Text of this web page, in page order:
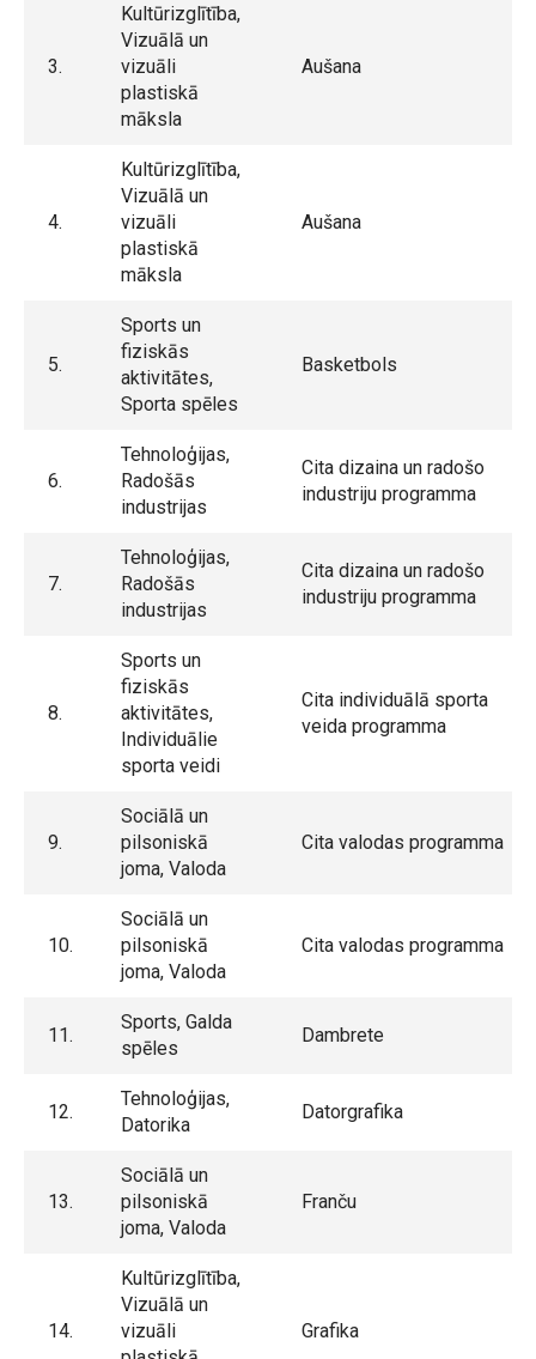
3.
Kultūrizglītība,
Vizuālā un
vizuāli
plastiskā
māksla
Aušana
4.
Kultūrizglītība,
Vizuālā un
vizuāli
plastiskā
māksla
Aušana
5.
Sports un
fiziskās
aktivitātes,
Sporta spēles
Basketbols
6.
Tehnoloģijas,
Radošās
industrijas
Cita dizaina un radošo
industriju programma
7.
Tehnoloģijas,
Radošās
industrijas
Cita dizaina un radošo
industriju programma
8.
Sports un
fiziskās
aktivitātes,
Individuālie
sporta veidi
Cita individuālā sporta
veida programma
9.
Sociālā un
pilsoniskā
joma, Valoda
Cita valodas programma
10.
Sociālā un
pilsoniskā
joma, Valoda
Cita valodas programma
11.
Sports, Galda
spēles
Dambrete
12.
Tehnoloģijas,
Datorika
Datorgrafika
13.
Sociālā un
pilsoniskā
joma, Valoda
Franču
14.
Kultūrizglītība,
Vizuālā un
vizuāli
Grafika